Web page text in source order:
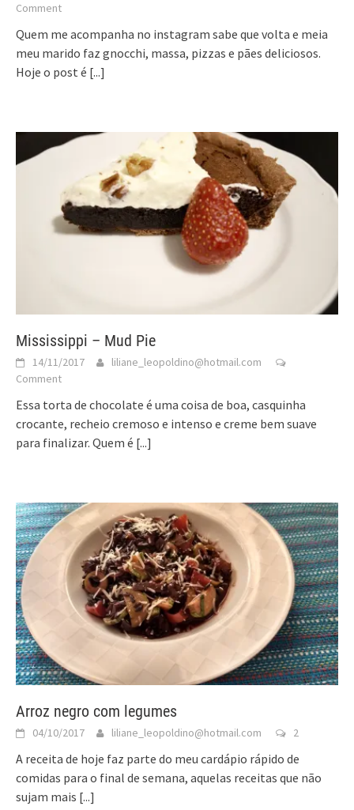
Comment
Quem me acompanha no instagram sabe que volta e meia
meu marido faz gnocchi, massa, pizzas e pães deliciosos.
Hoje o post é [...]
Mississippi – Mud Pie
14/11/2017
liliane_leopoldino@hotmail.com
Comment
Essa torta de chocolate é uma coisa de boa, casquinha
crocante, recheio cremoso e intenso e creme bem suave
para finalizar. Quem é [...]
Arroz negro com legumes
04/10/2017 liliane_leopoldino@hotmail.com 2
A receita de hoje faz parte do meu cardápio rápido de
comidas para o final de semana, aquelas receitas que não
sujam mais [...]